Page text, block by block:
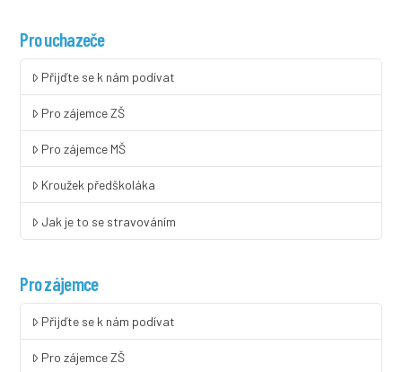
Pro uchazeče
Přijďte se k nám podívat
Pro zájemce ZŠ
Pro zájemce MŠ
Kroužek předškoláka
Jak je to se stravováním
Pro zájemce
Přijďte se k nám podívat
Pro zájemce ZŠ